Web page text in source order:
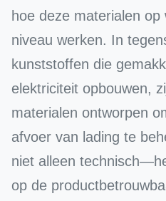
hoe deze materialen op
niveau werken. In
kunststoffen die
elektriciteit opbouwen,
materialen ontworpen
afvoer van lading te
niet alleen
op de